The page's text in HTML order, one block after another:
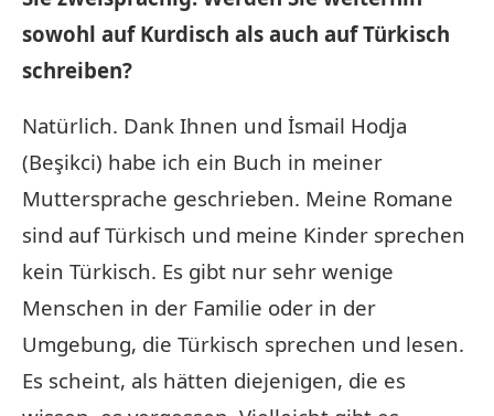
sowohl auf Kurdisch als auch auf Türkisch
schreiben?
Natürlich. Dank Ihnen und İsmail Hodja
(Beşikci) habe ich ein Buch in meiner
Muttersprache geschrieben. Meine Romane
sind auf Türkisch und meine Kinder sprechen
kein Türkisch. Es gibt nur sehr wenige
Menschen in der Familie oder in der
Umgebung, die Türkisch sprechen und lesen.
Es scheint, als hätten diejenigen, die es